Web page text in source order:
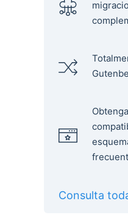
Consulta